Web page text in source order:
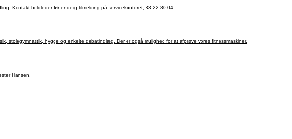
Kontakt holdleder før endelig tilmelding på servicekontoret, 33 22 80 04.
stolegymnastik, hygge og enkelte debatindlæg. Der er også mulighed for at afprøve vores fitnessmaskiner.
Hansen,